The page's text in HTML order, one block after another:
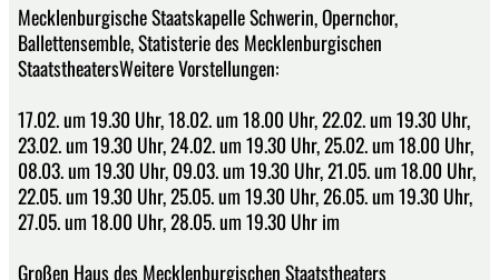
Mecklenburgische Staatskapelle Schwerin, Opernchor,
Ballettensemble, Statisterie des Mecklenburgischen
StaatstheatersWeitere Vorstellungen:
17.02. um 19.30 Uhr, 18.02. um 18.00 Uhr, 22.02. um 19.30 Uhr,
23.02. um 19.30 Uhr, 24.02. um 19.30 Uhr, 25.02. um 18.00 Uhr,
08.03. um 19.30 Uhr, 09.03. um 19.30 Uhr, 21.05. um 18.00 Uhr,
22.05. um 19.30 Uhr, 25.05. um 19.30 Uhr, 26.05. um 19.30 Uhr,
27.05. um 18.00 Uhr, 28.05. um 19.30 Uhr im
Großen Haus des Mecklenburgischen Staatstheaters